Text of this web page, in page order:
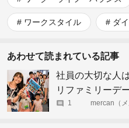
ワークスタイル ダ
あわせて読まれている記事
社員の大切な人
リファミリーデ
1 mercan（メ